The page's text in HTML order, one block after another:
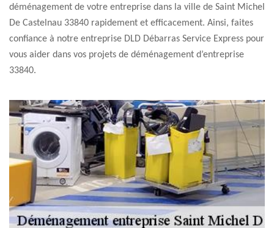
déménagement de votre entreprise dans la ville de Saint Michel
De Castelnau 33840 rapidement et efficacement. Ainsi, faites
confiance à notre entreprise DLD Débarras Service Express pour
vous aider dans vos projets de déménagement d’entreprise
33840.